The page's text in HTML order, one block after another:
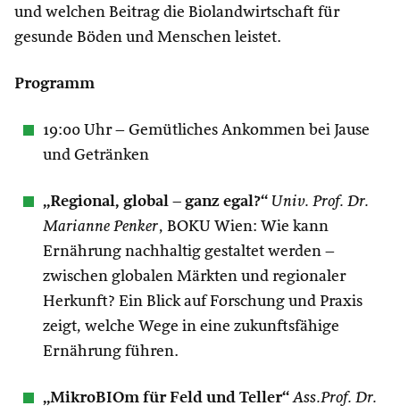
und welchen Beitrag die Biolandwirtschaft für
gesunde Böden und Menschen leistet.
Programm
19:00 Uhr – Gemütliches Ankommen bei Jause
und Getränken
„Regional, global – ganz egal?“ Univ. Prof. Dr.
Marianne Penker, BOKU Wien: Wie kann
Ernährung nachhaltig gestaltet werden –
zwischen globalen Märkten und regionaler
Herkunft? Ein Blick auf Forschung und Praxis
zeigt, welche Wege in eine zukunftsfähige
Ernährung führen.
„MikroBIOm für Feld und Teller“ Ass.Prof. Dr.